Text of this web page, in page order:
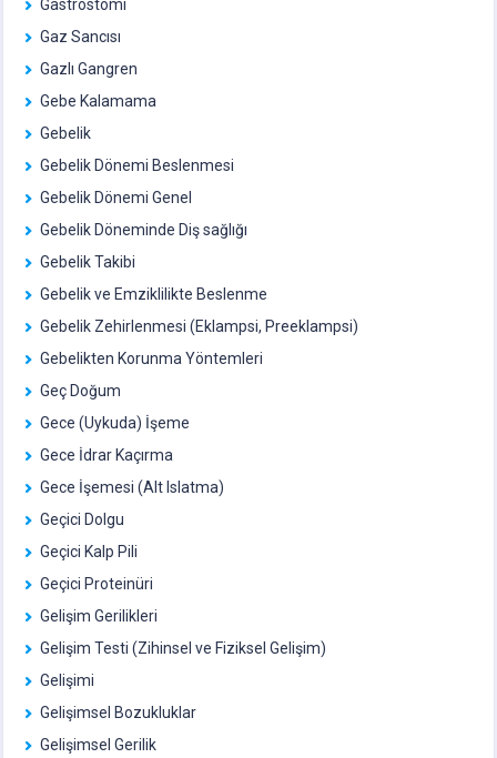
Gastrostomi
Gaz Sancısı
Gazlı Gangren
Gebe Kalamama
Gebelik
Gebelik Dönemi Beslenmesi
Gebelik Dönemi Genel
Gebelik Döneminde Diş sağlığı
Gebelik Takibi
Gebelik ve Emziklilikte Beslenme
Gebelik Zehirlenmesi (Eklampsi, Preeklampsi)
Gebelikten Korunma Yöntemleri
Geç Doğum
Gece (Uykuda) İşeme
Gece İdrar Kaçırma
Gece İşemesi (Alt Islatma)
Geçici Dolgu
Geçici Kalp Pili
Geçici Proteinüri
Gelişim Gerilikleri
Gelişim Testi (Zihinsel ve Fiziksel Gelişim)
Gelişimi
Gelişimsel Bozukluklar
Gelişimsel Gerilik